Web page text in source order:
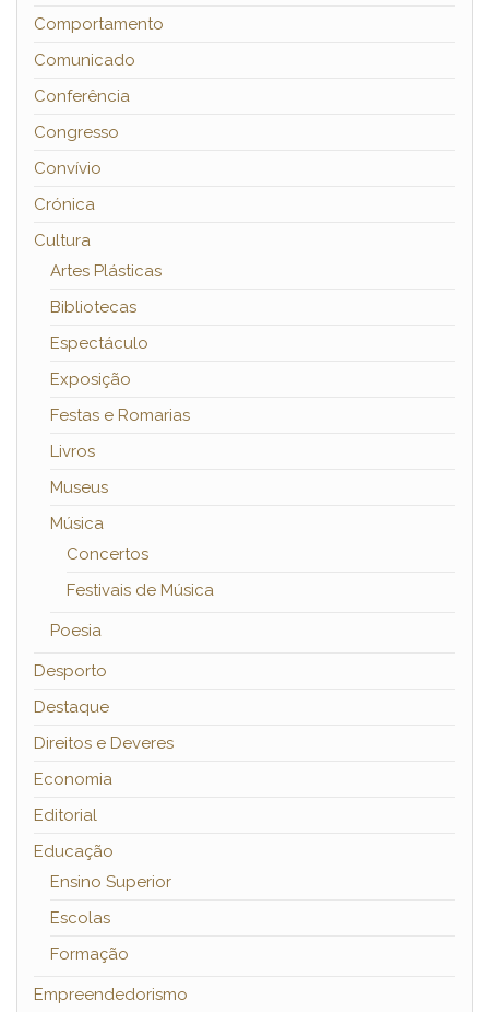
Comportamento
Comunicado
Conferência
Congresso
Convívio
Crónica
Cultura
Artes Plásticas
Bibliotecas
Espectáculo
Exposição
Festas e Romarias
Livros
Museus
Música
Concertos
Festivais de Música
Poesia
Desporto
Destaque
Direitos e Deveres
Economia
Editorial
Educação
Ensino Superior
Escolas
Formação
Empreendedorismo